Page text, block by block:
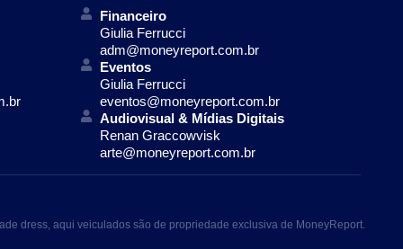
Financeiro
Giulia Ferrucci
adm@moneyreport.com.br
Eventos
Giulia Ferrucci
eventos@moneyreport.com.br
Audiovisual & Mídias Digitais
Renan Graccowvisk
arte@moneyreport.com.br
dress, aqui veiculados são de propriedade exclusiva de MoneyReport.